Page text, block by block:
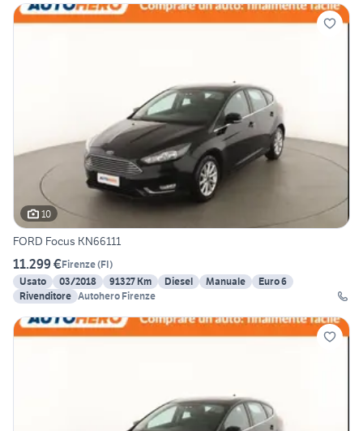
10
FORD Focus KN66111
11.299 €Firenze(FI)
Usato
03/2018 91327 Km Diesel Manuale
Euro 6
Rivenditore Autohero Firenze